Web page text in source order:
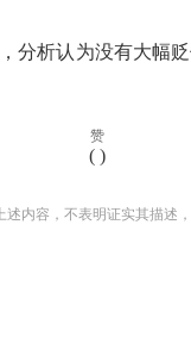
析认为没有大幅贬
赞
( )
内容，不表明证实其描述